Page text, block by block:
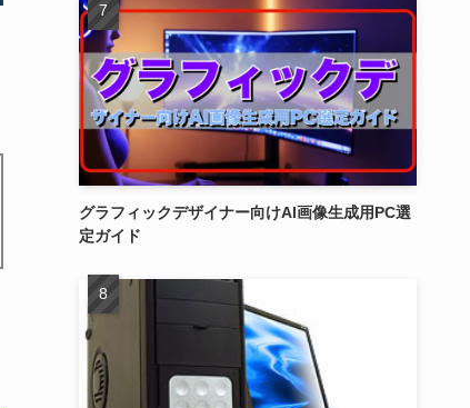
グラフィックデザイナー向けAI画像生成用PC選
定ガイド